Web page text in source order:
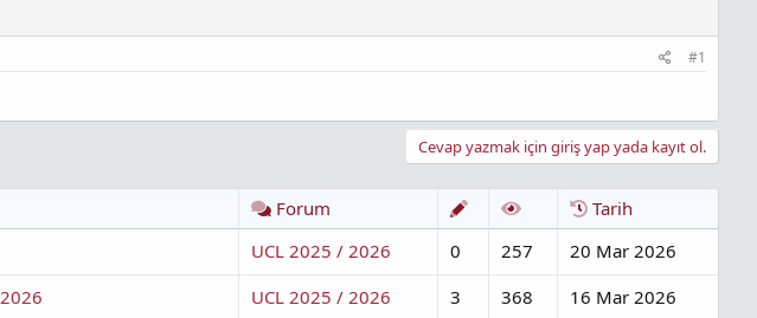
#1
Cevap yazmak için giriş yap yada kayıt ol.
Forum Tarih
UCL 2025 / 2026 0 257 20 Mar 2026
UCL 2025 / 2026 3 368 16 Mar 2026